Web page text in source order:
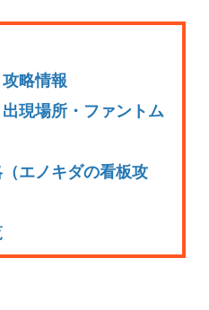
略情報
現場所・ファントム
エノキダの看板攻